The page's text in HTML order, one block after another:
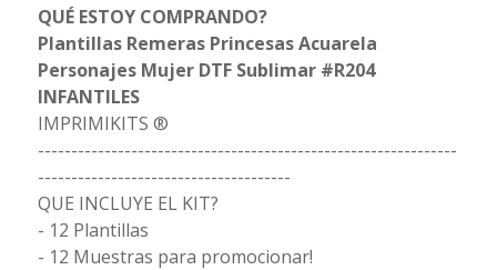
QUÉ ESTOY COMPRANDO?
Plantillas Remeras Princesas Acuarela
Personajes Mujer DTF Sublimar #R204
INFANTILES
IMPRIMIKITS ®
---------------------------------------------------------------
--------------------------------------
QUE INCLUYE EL KIT?
- 12 Plantillas
- 12 Muestras para promocionar!